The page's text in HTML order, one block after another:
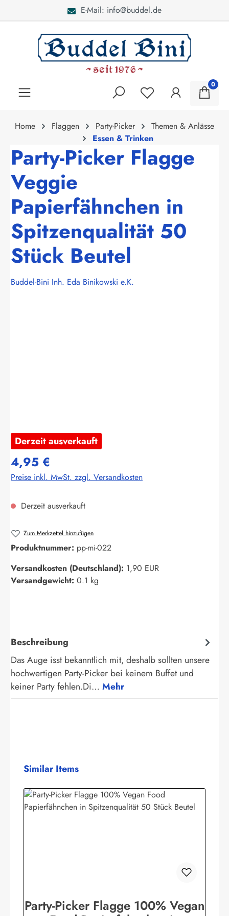
E-Mail: info@buddel.de
0
Home Flaggen Party-Picker
Themen & Anlässe
Essen & Trinken
Party-Picker Flagge
Veggie
Papierfähnchen in
Spitzenqualität 50
Stück Beutel
Buddel-Bini Inh. Eda Binikowski e.K.
Derzeit ausverkauft
4,95 €
Preise inkl. MwSt. zzgl. Versandkosten
Derzeit ausverkauft
Zum Merkzettel hinzufügen
Produktnummer: pp-mi-022
Versandkosten (Deutschland): 1,90 EUR
Versandgewicht: 0.1 kg
Beschreibung
Das Auge isst bekanntlich mit, deshalb sollten unsere
hochwertigen Party-Picker bei keinem Buffet und
keiner Party fehlen.Di… Mehr
Produktgalerie überspringen
Similar Items
Party-Picker Flagge 100% Vegan